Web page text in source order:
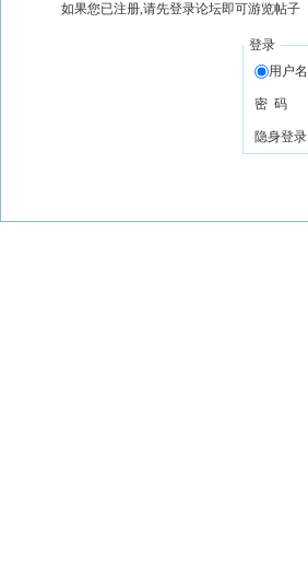
如果您已注册,请先登录论坛即可游览帖子
登录
用户名
密 码
隐身登录